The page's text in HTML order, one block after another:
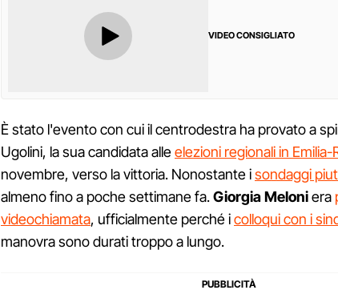
VIDEO CONSIGLIATO
È stato l'evento con cui il centrodestra ha provato a
Ugolini, la sua candidata alleelezioni regionali in Emilia-
novembre, verso la vittoria. Nonostante isondaggi
almeno fino a poche settimane fa.Giorgia Meloniera
videochiamata, ufficialmente perché icolloqui con i
manovra sono durati troppo a lungo.